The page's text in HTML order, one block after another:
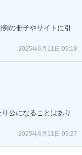
の冊子やサイトに引
2025年6月11日 09:18
公になることはあり
2025年6月11日 09:27